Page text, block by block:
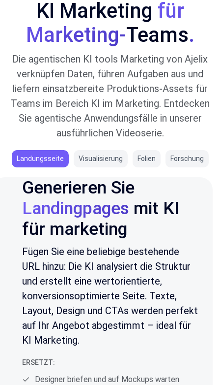
KI Marketing für
Marketing-Teams.
Die agentischen KI tools Marketing von Ajelix
verknüpfen Daten, führen Aufgaben aus und
liefern einsatzbereite Produktions-Assets für
Teams im Bereich KI im Marketing. Entdecken
Sie agentische Anwendungsfälle in unserer
ausführlichen Videoserie.
Landungsseite Visualisierung Folien Forschung
Generieren Sie
Landingpages mit KI
für marketing
Fügen Sie eine beliebige bestehende
URL hinzu: Die KI analysiert die Struktur
und erstellt eine wertorientierte,
konversionsoptimierte Seite. Texte,
Layout, Design und CTAs werden perfekt
auf Ihr Angebot abgestimmt – ideal für
KI Marketing.
ERSETZT:
Designer briefen und auf Mockups warten